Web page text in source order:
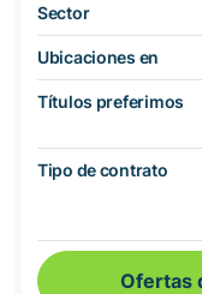
Sector
Ubicaciones en
Títulos preferimos
Tipo de contrato
Ofertas